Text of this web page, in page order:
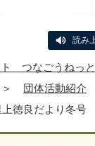
読み
つなごうねっと
＞ 団体活動紹介
徳良だより冬号